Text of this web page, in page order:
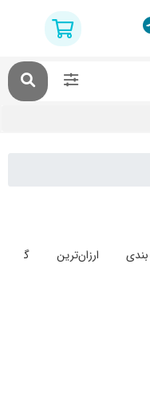
ارزان‌ترین گران‌ترین